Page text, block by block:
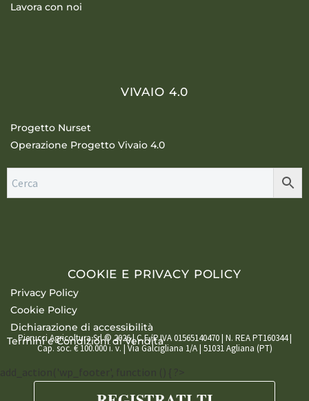
Lavora con noi
VIVAIO 4.0
Progetto Nurset
Operazione Progetto Vivaio 4.0
COOKIE E PRIVACY POLICY
Privacy Policy
Cookie Policy
Dichiarazione di accessibilità
Termini e Condizioni di Vendita
Pierucci Agricoltura Srl © 2026 | C.F./P.IVA 01565140470 | N. REA PT160344 |
Cap. soc. € 100.000 i. v. | Via Galcigliana 1/A | 51031 Agliana (PT)
add_action('wp_footer', function () { ?>